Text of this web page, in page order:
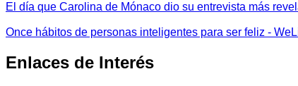
El día que Carolina de Mónaco dio su entrevista más
Once hábitos de personas inteligentes para ser feliz -
Enlaces de Interés